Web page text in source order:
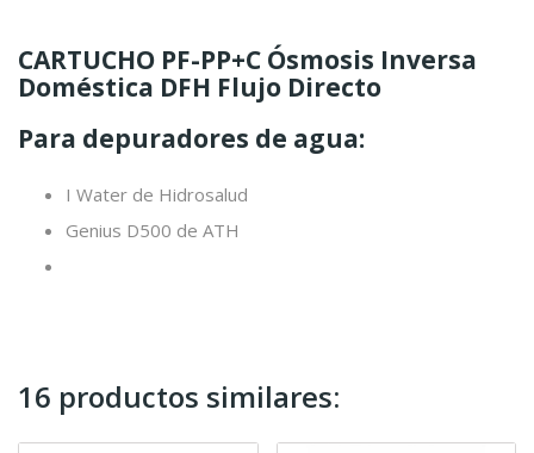
CARTUCHO PF-PP+C Ósmosis Inversa
Doméstica DFH Flujo Directo
Para depuradores de agua:
I Water de Hidrosalud
Genius D500 de ATH
16 productos similares: